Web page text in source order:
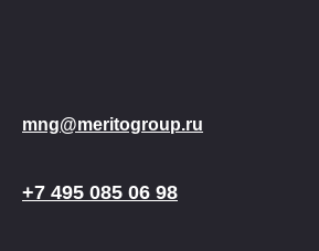
mng@meritogroup.ru
+7 495 085 06 98